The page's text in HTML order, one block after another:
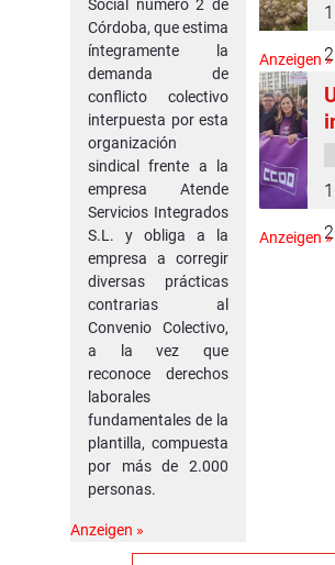
Social número 2 de
Córdoba, que estima
íntegramente la
demanda de
conflicto colectivo
interpuesta por esta
organización
sindical frente a la
empresa Atende
Servicios Integrados
S.L. y obliga a la
empresa a corregir
diversas prácticas
contrarias al
Convenio Colectivo,
a la vez que
reconoce derechos
laborales
fundamentales de la
plantilla, compuesta
por más de 2.000
personas.
Anzeigen »
Anzeigen »
Anzeigen »